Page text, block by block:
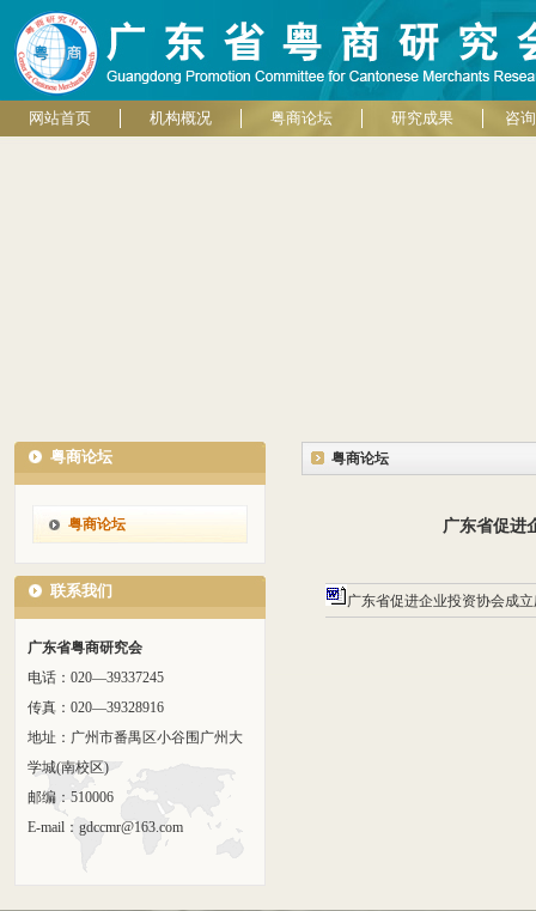
网站首页 机构概况 粤商论坛 研究成果 咨
粤商论坛
粤商论坛
联系我们
广东省粤商研究会
电话：020—39337245
传真：020—39328916
地址：广州市番禺区小谷围广州大
学城(南校区)
邮编：510006
E-mail：gdccmr@163.com
粤商论坛
广东省促进
广东省促进企业投资协会成